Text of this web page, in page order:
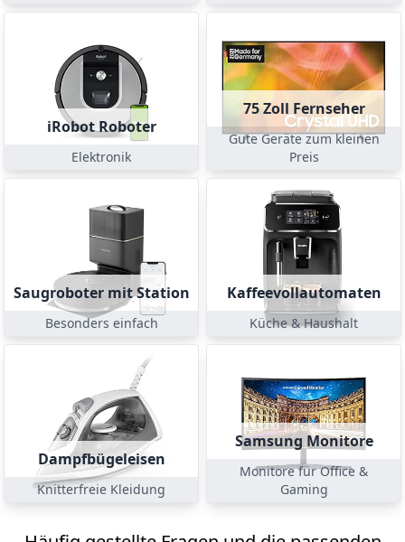
iRobot Roboter
Elektronik
75 Zoll Fernseher
Gute Geräte zum kleinen
Preis
Saugroboter mit Station
Besonders einfach
Kaffeevollautomaten
Küche & Haushalt
Dampfbügeleisen
Knitterfreie Kleidung
Samsung Monitore
Monitore für Office &
Gaming